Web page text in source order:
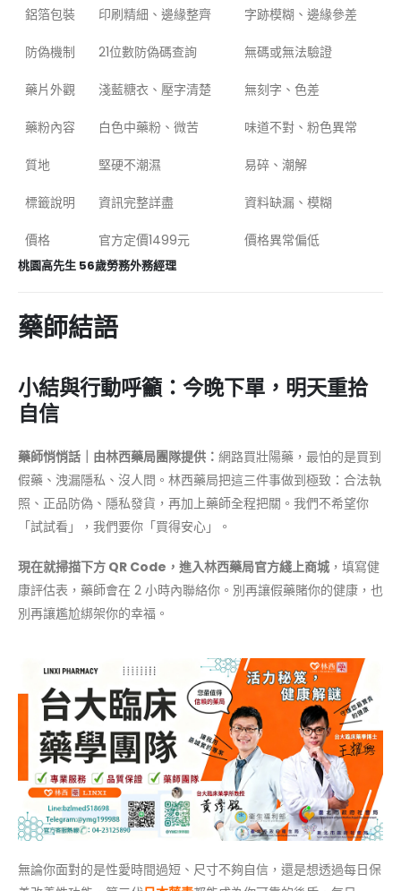
鋁箔包裝 印刷精細、邊緣整齊 字跡模糊、邊緣參差
防偽機制 21位數防偽碼查詢 無碼或無法驗證
藥片外觀 淺藍糖衣、壓字清楚 無刻字、色差
藥粉內容 白色中藥粉、微苦 味道不對、粉色異常
質地 堅硬不潮濕 易碎、潮解
標籤說明 資訊完整詳盡 資料缺漏、模糊
價格 官方定價1499元 價格異常偏低
桃園高先生 56歲勞務外務經理
藥師結語
小結與行動呼籲：今晚下單，明天重拾
自信
藥師悄悄話｜由林西藥局團隊提供： 網路買壯陽藥，最怕的是買到
假藥、洩漏隱私、沒人問。林西藥局把這三件事做到極致：合法執
照、正品防偽、隱私發貨，再加上藥師全程把關。我們不希望你
「試試看」，我們要你「買得安心」。
現在就掃描下方 QR Code，進入林西藥局官方綫上商城 ，填寫健
康評估表，藥師會在 2 小時內聯絡你。別再讓假藥賭你的健康，也
別再讓尷尬綁架你的幸福。
無論你面對的是性愛時間過短、尺寸不夠自信，還是想透過每日保